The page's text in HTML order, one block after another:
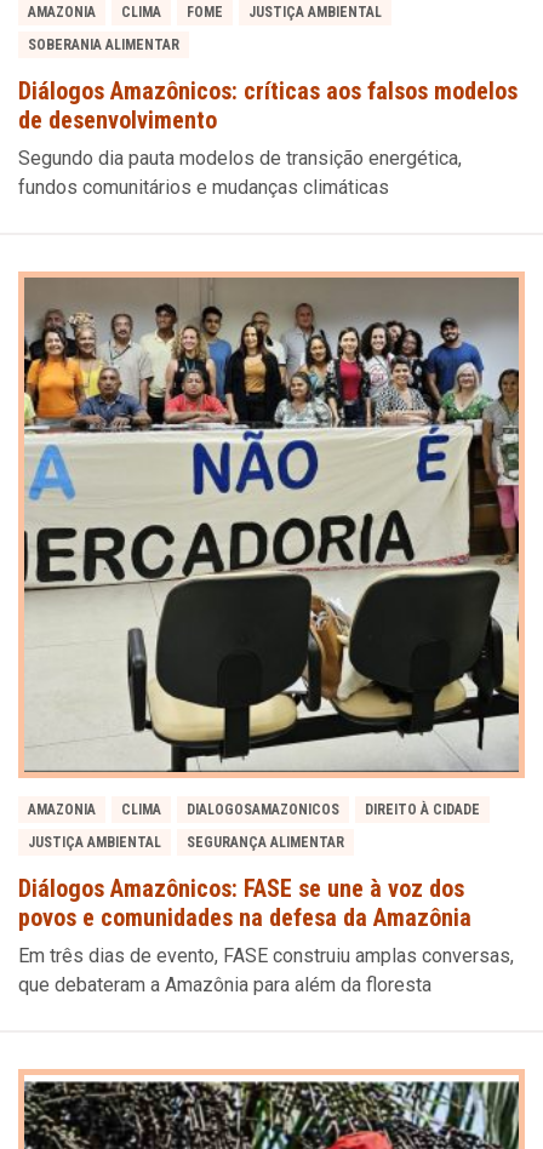
AMAZONIA CLIMA FOME
JUSTIÇA AMBIENTAL
SOBERANIA ALIMENTAR
Diálogos Amazônicos: críticas aos falsos modelos
de desenvolvimento
Segundo dia pauta modelos de transição energética,
fundos comunitários e mudanças climáticas
AMAZONIA CLIMA DIALOGOSAMAZONICOS
DIREITO À CIDADE
JUSTIÇA AMBIENTAL
SEGURANÇA ALIMENTAR
Diálogos Amazônicos: FASE se une à voz dos
povos e comunidades na defesa da Amazônia
Em três dias de evento, FASE construiu amplas conversas,
que debateram a Amazônia para além da floresta